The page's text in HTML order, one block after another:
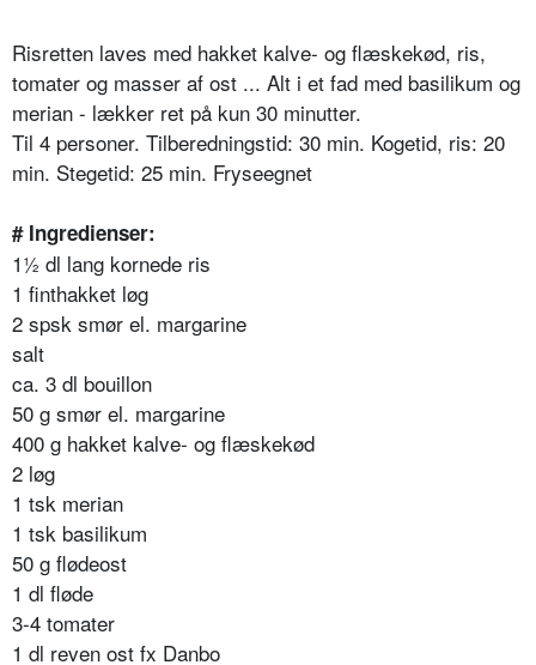
Risretten laves med hakket kalve- og flæskekød, ris,
tomater og masser af ost ... Alt i et fad med basilikum og
merian - lækker ret på kun 30 minutter.
Til 4 personer. Tilberedningstid: 30 min. Kogetid, ris: 20
min. Stegetid: 25 min. Fryseegnet
# Ingredienser:
1½ dl lang kornede ris
1 finthakket løg
2 spsk smør el. margarine
salt
ca. 3 dl bouillon
50 g smør el. margarine
400 g hakket kalve- og flæskekød
2 løg
1 tsk merian
1 tsk basilikum
50 g flødeost
1 dl fløde
3-4 tomater
1 dl reven ost fx Danbo